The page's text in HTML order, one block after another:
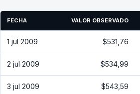
FECHA VALOR OBSERVADO
1 jul 2009 $531,76
2 jul 2009 $534,99
3 jul 2009 $543,59